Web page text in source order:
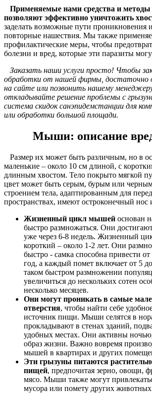
Применяемые нами средства и методы
позволяют эффективно уничтожить
заделать возможные пути проникновения
повторные нашествия. Мы также
профилактические меры, чтобы
болезни и вред, которые эти паразиты
Заказать наши услуги просто! Чтобы
обработки от нашей фирмы, достаточно
на сайте или позвонить нашему
откладывайте решение проблемы с
система скидок санэпидемстанции для
или обработки большой площади.
Мыши: описание
Размер их может быть различным, но в
маленькие – около 10 см длиной, с
длинным хвостом. Тело покрыто мягкой
цвет может быть серым, бурым или
строением тела, адаптированным для
пространствах, имеют остроконечный
Жизненный цикл мышей основан
быстро размножаться. Они
уже через 6-8 недель. Жизненный
короткий – около 1-2 лет. Они
быстро - самка способна привести
год, а каждый помет включает от 5
таком быстром размножении
увеличиться до нескольких сотен
несколько месяцев.
Они могут проникать в самые
отверстия, чтобы найти себе
источник пищи. Мыши селятся в
прокладывают в стенах зданий,
удобных местах. Они активны
образ жизни. Важно вовремя
мышей в квартирах и других
Эти грызуны питаются
пищей, предпочитая зерно, овощи,
мясо. Мыши также могут
мусора или помету других